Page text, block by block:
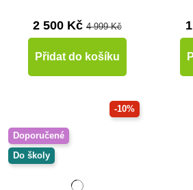
2 500 Kč 4 999 Kč
Přidat do košíku
-10%
Doporučené
Do školy